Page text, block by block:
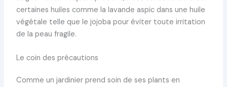
certaines huiles comme la lavande aspic dans une huile
végétale telle que le jojoba pour éviter toute irritation
de la peau fragile.
Le coin des précautions
Comme un jardinier prend soin de ses plants en